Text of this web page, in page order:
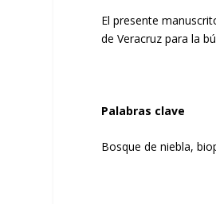
El presente
de Veracruz para la
Palabras clave
Bosque de niebla,